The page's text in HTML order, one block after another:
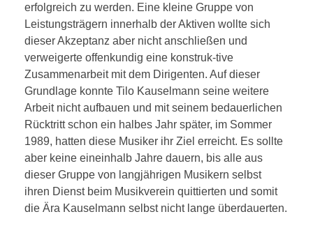
erfolgreich zu werden. Eine kleine Gruppe von
Leistungsträgern innerhalb der Aktiven wollte sich
dieser Akzeptanz aber nicht anschließen und
verweigerte offenkundig eine konstruk-tive
Zusammenarbeit mit dem Dirigenten. Auf dieser
Grundlage konnte Tilo Kauselmann seine weitere
Arbeit nicht aufbauen und mit seinem bedauerlichen
Rücktritt schon ein halbes Jahr später, im Sommer
1989, hatten diese Musiker ihr Ziel erreicht. Es sollte
aber keine eineinhalb Jahre dauern, bis alle aus
dieser Gruppe von langjährigen Musikern selbst
ihren Dienst beim Musikverein quittierten und somit
die Ära Kauselmann selbst nicht lange überdauerten.